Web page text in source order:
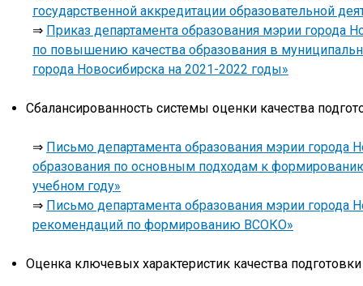
государственной аккредитации образовательной
⇒ Приказ департамента образования мэрии города
по повышению качества образования в
города Новосибирска на 2021-2022 годы»
Сбалансированность системы оценки качества
⇒ Письмо департамента образования мэрии
образования по основным подходам к
учебном году»
⇒ Письмо департамента образования мэрии города
рекомендаций по формированию ВСОКО»
Оценка ключевых характеристик качества